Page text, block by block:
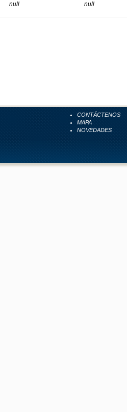
null
null
CONTÁCTENOS
MAPA
NOVEDADES